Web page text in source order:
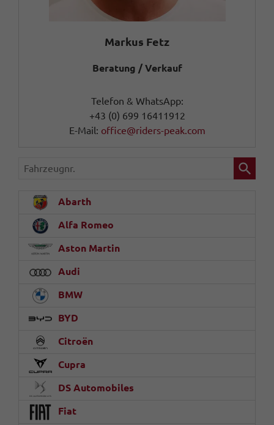
Markus Fetz
Beratung / Verkauf
Telefon & WhatsApp:
+43 (0) 699 16411912
E-Mail: office@riders-peak.com
Fahrzeugnr.
Abarth
Alfa Romeo
Aston Martin
Audi
BMW
BYD
Citroën
Cupra
DS Automobiles
Fiat